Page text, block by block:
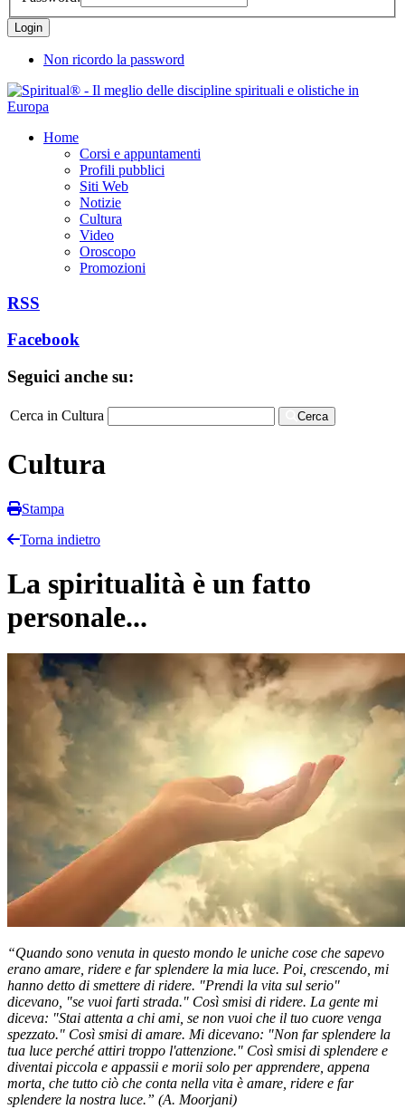
Non ricordo la password
Home
Corsi e appuntamenti
Profili pubblici
Siti Web
Notizie
Cultura
Video
Oroscopo
Promozioni
RSS
Facebook
Seguici anche su:
Cerca in Cultura Cerca
Cultura
Stampa
Torna indietro
La spiritualità è un fatto
personale...
“Quando sono venuta in questo mondo le uniche cose che sapevo
erano amare, ridere e far splendere la mia luce. Poi, crescendo, mi
hanno detto di smettere di ridere. "Prendi la vita sul serio"
dicevano, "se vuoi farti strada." Così smisi di ridere. La gente mi
diceva: "Stai attenta a chi ami, se non vuoi che il tuo cuore venga
spezzato." Così smisi di amare. Mi dicevano: "Non far splendere la
tua luce perché attiri troppo l'attenzione." Così smisi di splendere e
diventai piccola e appassii e morii solo per apprendere, appena
morta, che tutto ciò che conta nella vita è amare, ridere e far
splendere la nostra luce.” (A. Moorjani)